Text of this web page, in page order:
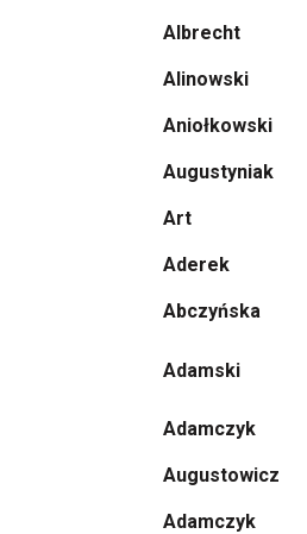
Albrecht
Alinowski
Aniołkowski
Augustyniak
Art
Aderek
Abczyńska
Adamski
Adamczyk
Augustowicz
Adamczyk